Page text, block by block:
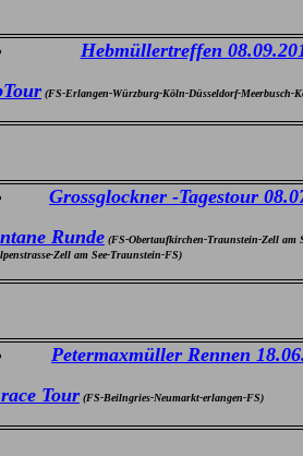
Hebmüllertreffen 08
(FS-Erlangen-Würzburg-Köln-Düsseldorf-Meerbusch-
Grossglockner -Tagestour 08
Runde (FS-Obertaufkirchen-Traunstein-Zell am
Zell am See-Traunstein-FS)
Petermaxmüller Rennen 18
Tour (FS-Beilngries-Neumarkt-erlangen-FS)